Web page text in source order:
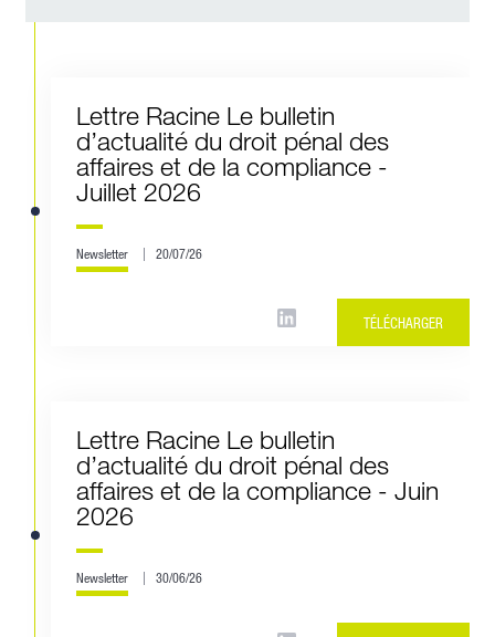
Lettre Racine Le bulletin
d’actualité du droit pénal des
affaires et de la compliance -
Juillet 2026
Newsletter 20/07/26
TÉLÉCHARGER
Lettre Racine Le bulletin
d’actualité du droit pénal des
affaires et de la compliance - Juin
2026
Newsletter 30/06/26